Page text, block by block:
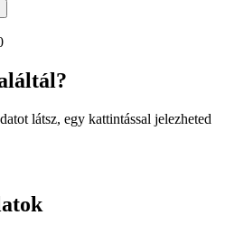
látsz, egy kattintással jelezheted